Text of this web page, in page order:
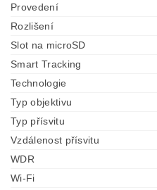
Provedení
Rozlišení
Slot na microSD
Smart Tracking
Technologie
Typ objektivu
Typ přísvitu
Vzdálenost přísvitu
WDR
Wi-Fi